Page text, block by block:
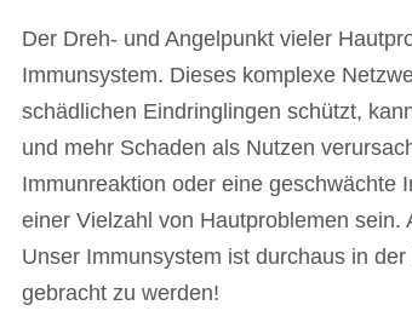
Der Dreh- und Angelpunkt vieler
Immunsystem. Dieses komplexe
schädlichen Eindringlingen schützt,
und mehr Schaden als Nutzen
Immunreaktion oder eine geschwächte
einer Vielzahl von Hautproblemen
Unser Immunsystem ist durchaus in
gebracht zu werden!